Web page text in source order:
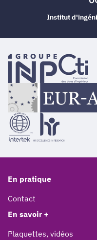
En pratique
Contact
En savoir +
Plaquettes, vidéos
Institut